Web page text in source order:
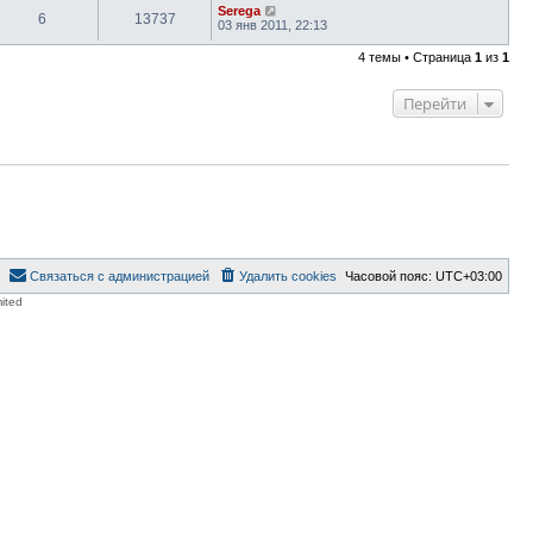
6 13737
Serega
03 янв 2011, 22:13
4 темы • Страница 1 из 1
Перейти
Часовой пояс: UTC+03:00
Удалить cookies
Связаться с администрацией